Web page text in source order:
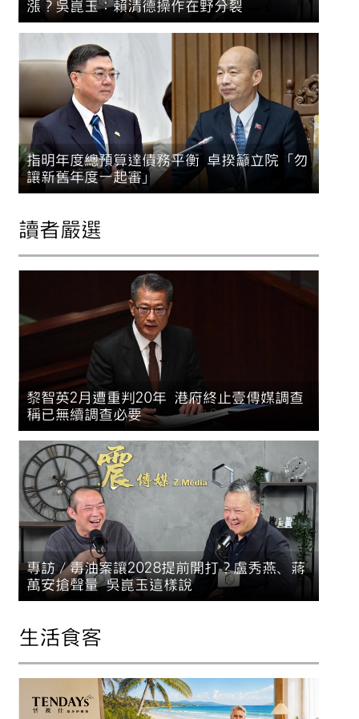
漲？吳崑玉：賴清德操作在野分裂
指明年度總預算達債務平衡 卓揆籲立院「勿
讓新舊年度一起審」
讀者嚴選
黎智英2月遭重判20年 港府終止壹傳媒調查
稱已無續調查必要
專訪／毒油案讓2028提前開打？盧秀燕、蔣
萬安搶聲量 吳崑玉這樣說
生活食客